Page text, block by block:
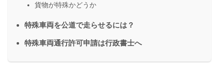
貨物が特殊かどうか
特殊車両を公道で走らせるには？
特殊車両通行許可申請は行政書士へ